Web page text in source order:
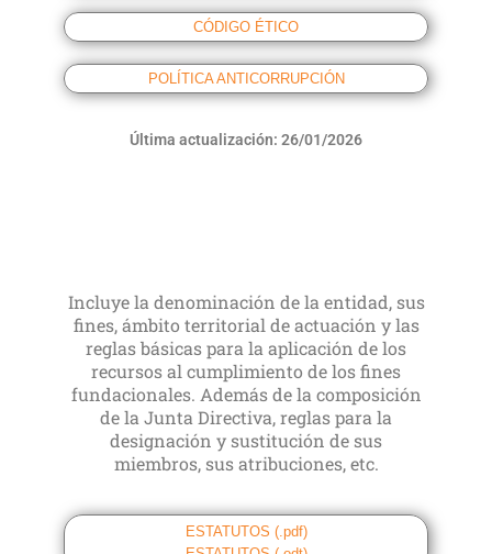
CÓDIGO ÉTICO
POLÍTICA ANTICORRUPCIÓN
Última actualización: 26/01/2026
Incluye la denominación de la entidad, sus
fines, ámbito territorial de actuación y las
reglas básicas para la aplicación de los
recursos al cumplimiento de los fines
fundacionales. Además de la composición
de la Junta Directiva, reglas para la
designación y sustitución de sus
miembros, sus atribuciones, etc.
ESTATUTOS (.pdf)